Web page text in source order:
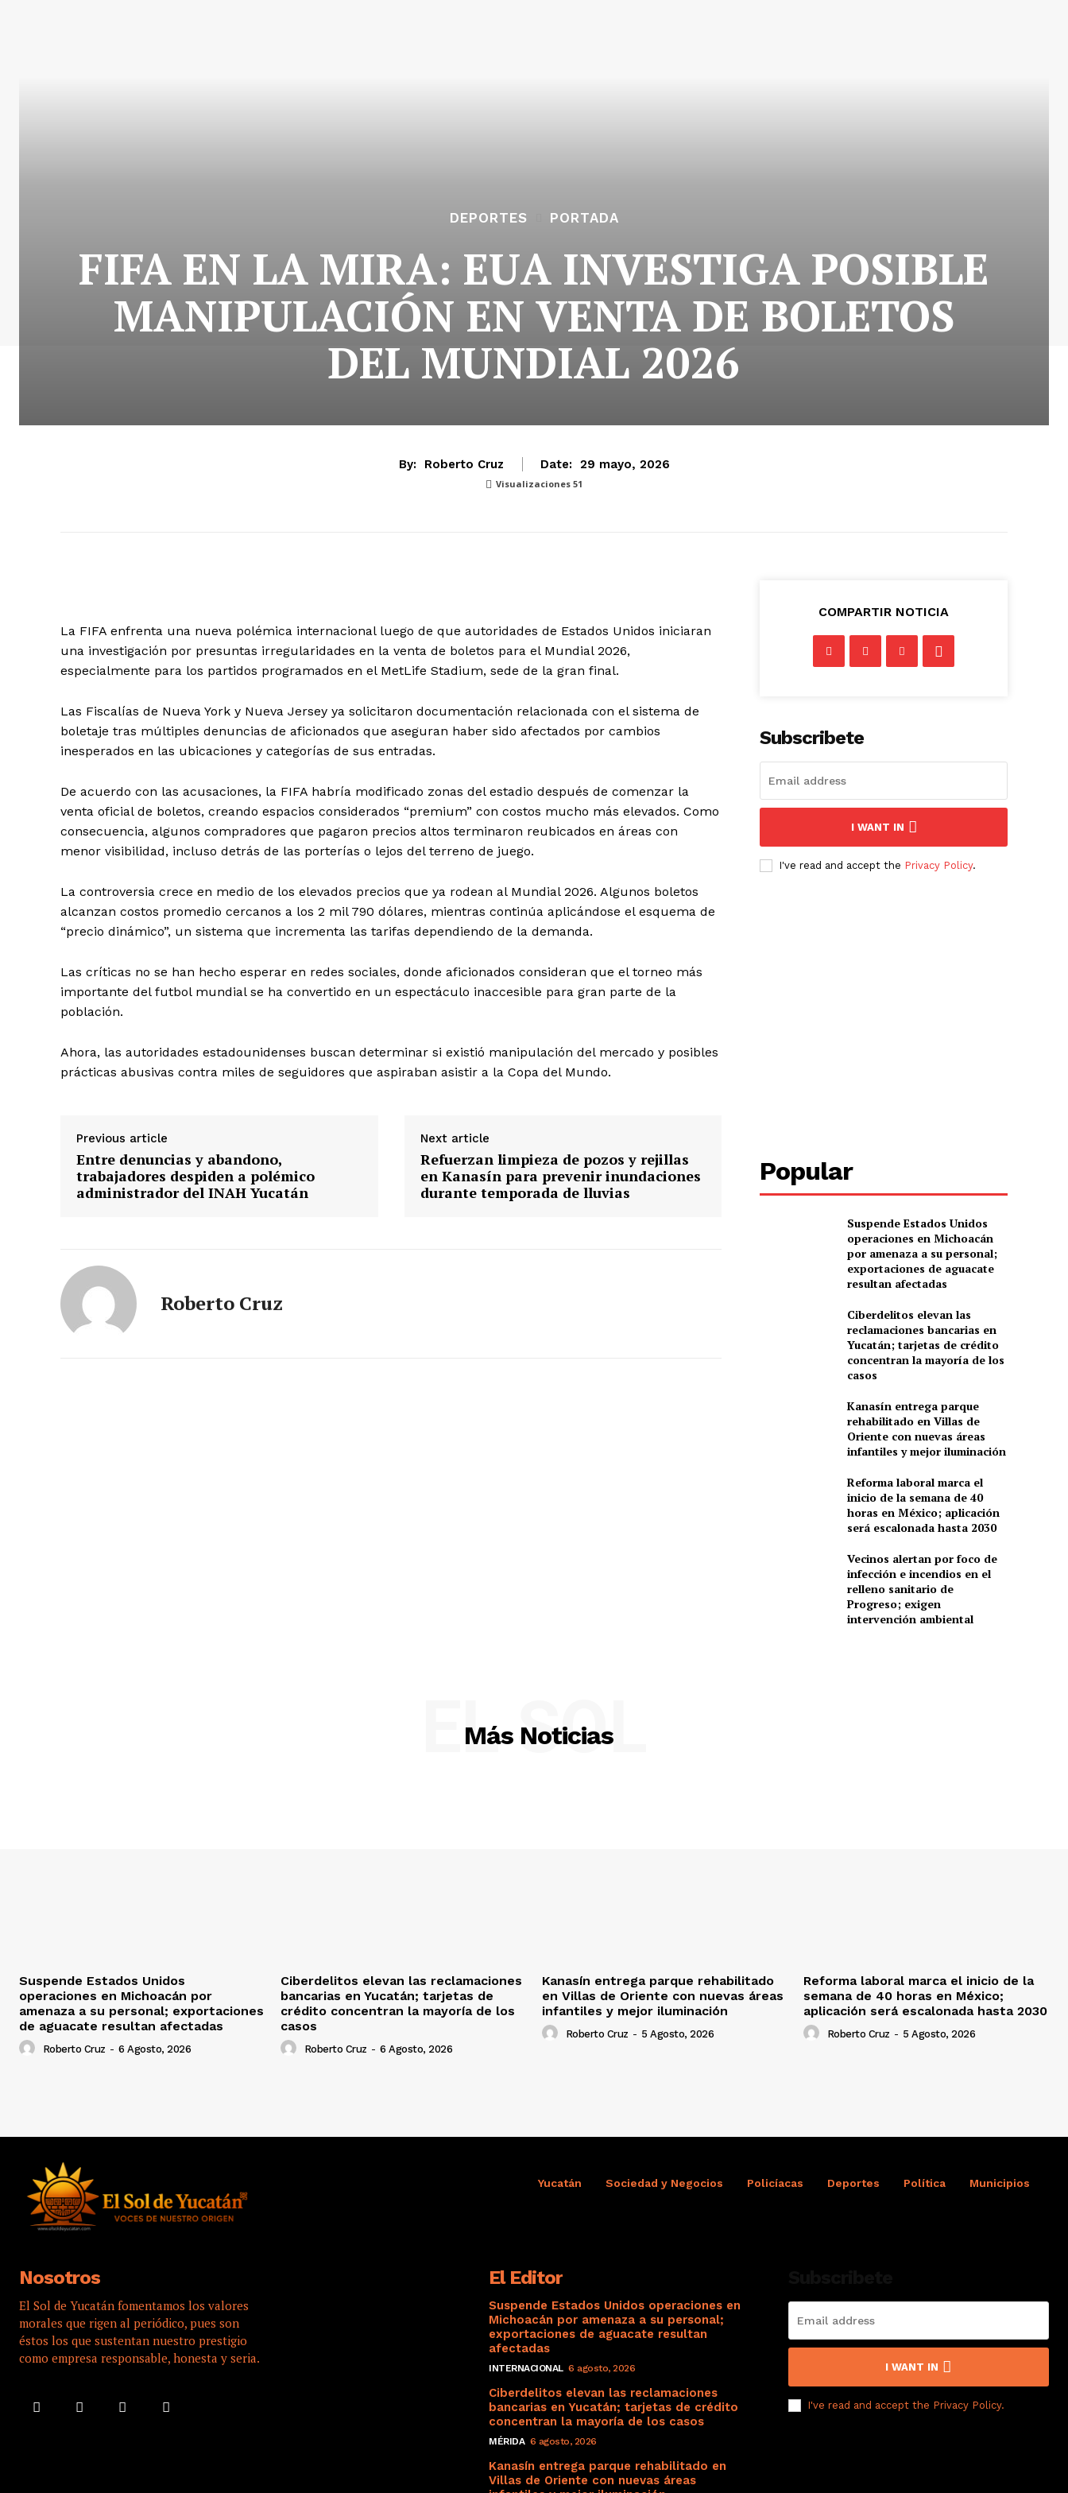
DEPORTES PORTADA
FIFA EN LA MIRA: EUA INVESTIGA POSIBLE
MANIPULACIÓN EN VENTA DE BOLETOS
DEL MUNDIAL 2026
By: Roberto Cruz Date: 29 mayo, 2026
Visualizaciones 51
La FIFA enfrenta una nueva polémica internacional luego de que autoridades de Estados Unidos iniciaran
una investigación por presuntas irregularidades en la venta de boletos para el Mundial 2026,
especialmente para los partidos programados en el MetLife Stadium, sede de la gran final.
Las Fiscalías de Nueva York y Nueva Jersey ya solicitaron documentación relacionada con el sistema de
boletaje tras múltiples denuncias de aficionados que aseguran haber sido afectados por cambios
inesperados en las ubicaciones y categorías de sus entradas.
De acuerdo con las acusaciones, la FIFA habría modificado zonas del estadio después de comenzar la
venta oficial de boletos, creando espacios considerados “premium” con costos mucho más elevados. Como
consecuencia, algunos compradores que pagaron precios altos terminaron reubicados en áreas con
menor visibilidad, incluso detrás de las porterías o lejos del terreno de juego.
La controversia crece en medio de los elevados precios que ya rodean al Mundial 2026. Algunos boletos
alcanzan costos promedio cercanos a los 2 mil 790 dólares, mientras continúa aplicándose el esquema de
“precio dinámico”, un sistema que incrementa las tarifas dependiendo de la demanda.
Las críticas no se han hecho esperar en redes sociales, donde aficionados consideran que el torneo más
importante del futbol mundial se ha convertido en un espectáculo inaccesible para gran parte de la
población.
Ahora, las autoridades estadounidenses buscan determinar si existió manipulación del mercado y posibles
prácticas abusivas contra miles de seguidores que aspiraban asistir a la Copa del Mundo.
Previous article
Entre denuncias y abandono,
trabajadores despiden a polémico
administrador del INAH Yucatán
Next article
Refuerzan limpieza de pozos y rejillas
en Kanasín para prevenir inundaciones
durante temporada de lluvias
Roberto Cruz
COMPARTIR NOTICIA
Subscribete
I WANT IN
I've read and accept the Privacy Policy.
Popular
Suspende Estados Unidos
operaciones en Michoacán
por amenaza a su personal;
exportaciones de aguacate
resultan afectadas
Ciberdelitos elevan las
reclamaciones bancarias en
Yucatán; tarjetas de crédito
concentran la mayoría de los
casos
Kanasín entrega parque
rehabilitado en Villas de
Oriente con nuevas áreas
infantiles y mejor iluminación
Reforma laboral marca el
inicio de la semana de 40
horas en México; aplicación
será escalonada hasta 2030
Vecinos alertan por foco de
infección e incendios en el
relleno sanitario de
Progreso; exigen
intervención ambiental
Más Noticias
EL SOL
Suspende Estados Unidos
operaciones en Michoacán por
amenaza a su personal; exportaciones
de aguacate resultan afectadas
Roberto Cruz - 6 Agosto, 2026
Ciberdelitos elevan las reclamaciones
bancarias en Yucatán; tarjetas de
crédito concentran la mayoría de los
casos
Roberto Cruz - 6 Agosto, 2026
Kanasín entrega parque rehabilitado
en Villas de Oriente con nuevas áreas
infantiles y mejor iluminación
Roberto Cruz - 5 Agosto, 2026
Reforma laboral marca el inicio de la
semana de 40 horas en México;
aplicación será escalonada hasta 2030
Roberto Cruz - 5 Agosto, 2026
Yucatán Sociedad y Negocios Policíacas Deportes Política Municipios
Nosotros
El Sol de Yucatán fomentamos los valores
morales que rigen al periódico, pues son
éstos los que sustentan nuestro prestigio
como empresa responsable, honesta y seria.
El Editor
Suspende Estados Unidos operaciones en
Michoacán por amenaza a su personal;
exportaciones de aguacate resultan
afectadas
INTERNACIONAL 6 agosto, 2026
Ciberdelitos elevan las reclamaciones
bancarias en Yucatán; tarjetas de crédito
concentran la mayoría de los casos
MÉRIDA 6 agosto, 2026
Kanasín entrega parque rehabilitado en
Villas de Oriente con nuevas áreas
I WANT IN
I've read and accept the Privacy Policy.